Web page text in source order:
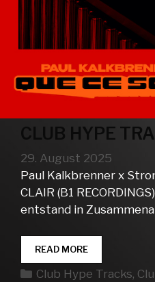
CLUB HYPE
29. August 2025
Paul Kalkbrenner x
CLAIR (B1
entstand in
READ MORECLUB
HYPE
TRACKS
Kategorien
Club Hype Tracks,